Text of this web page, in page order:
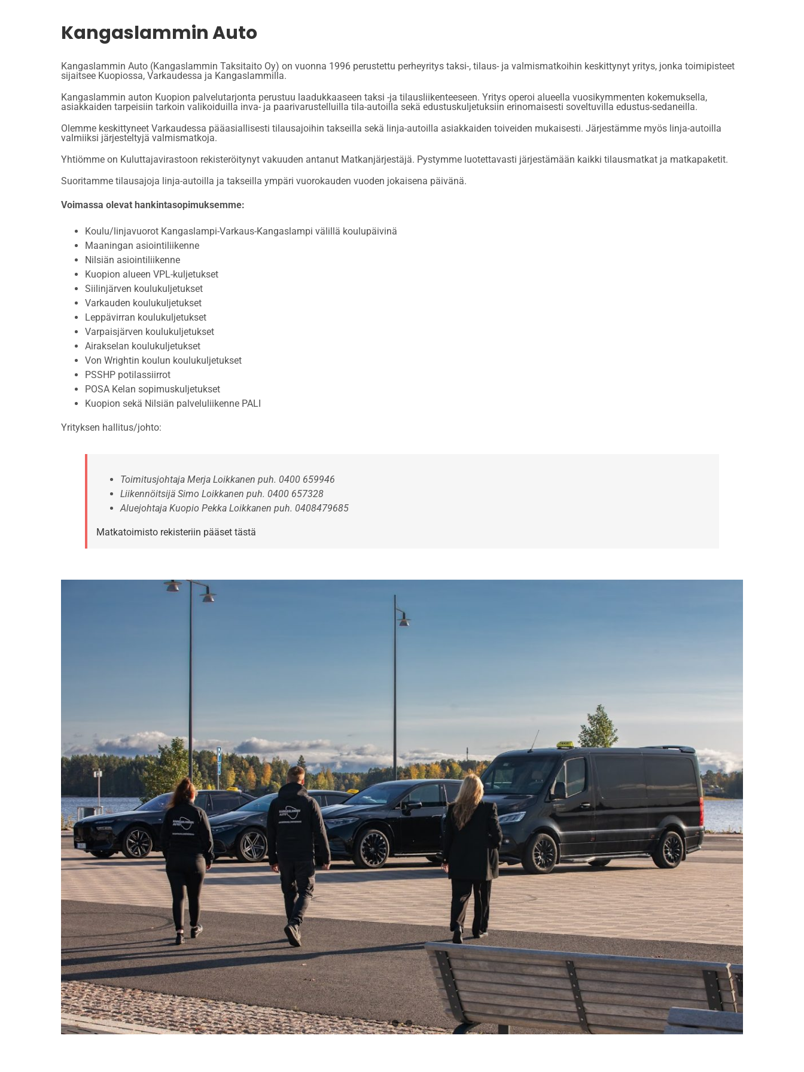
Kangaslammin Auto
Kangaslammin Auto (Kangaslammin Taksitaito Oy) on vuonna 1996 perustettu perheyritys taksi-, tilaus- ja valmismatkoihin keskittynyt yritys, jonka toimipisteet
sijaitsee Kuopiossa, Varkaudessa ja Kangaslammilla.
Kangaslammin auton Kuopion palvelutarjonta perustuu laadukkaaseen taksi -ja tilausliikenteeseen. Yritys operoi alueella vuosikymmenten kokemuksella,
asiakkaiden tarpeisiin tarkoin valikoiduilla inva- ja paarivarustelluilla tila-autoilla sekä edustuskuljetuksiin erinomaisesti soveltuvilla edustus-sedaneilla.
Olemme keskittyneet Varkaudessa pääasiallisesti tilausajoihin takseilla sekä linja-autoilla asiakkaiden toiveiden mukaisesti. Järjestämme myös linja-autoilla
valmiiksi järjesteltyjä valmismatkoja.
Yhtiömme on Kuluttajavirastoon rekisteröitynyt vakuuden antanut Matkanjärjestäjä. Pystymme luotettavasti järjestämään kaikki tilausmatkat ja matkapaketit.
Suoritamme tilausajoja linja-autoilla ja takseilla ympäri vuorokauden vuoden jokaisena päivänä.
Voimassa olevat hankintasopimuksemme:
Koulu/linjavuorot Kangaslampi-Varkaus-Kangaslampi välillä koulupäivinä
Maaningan asiointiliikenne
Nilsiän asiointiliikenne
Kuopion alueen VPL-kuljetukset
Siilinjärven koulukuljetukset
Varkauden koulukuljetukset
Leppävirran koulukuljetukset
Varpaisjärven koulukuljetukset
Airakselan koulukuljetukset
Von Wrightin koulun koulukuljetukset
PSSHP potilassiirrot
POSA Kelan sopimuskuljetukset
Kuopion sekä Nilsiän palveluliikenne PALI
Yrityksen hallitus/johto:
Toimitusjohtaja Merja Loikkanen puh. 0400 659946
Liikennöitsijä Simo Loikkanen puh. 0400 657328
Aluejohtaja Kuopio Pekka Loikkanen puh. 0408479685
Matkatoimisto rekisteriin pääset tästä